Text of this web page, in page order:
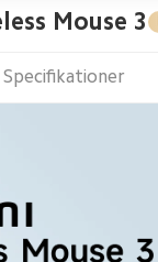
Mouse 3
Specifikationer